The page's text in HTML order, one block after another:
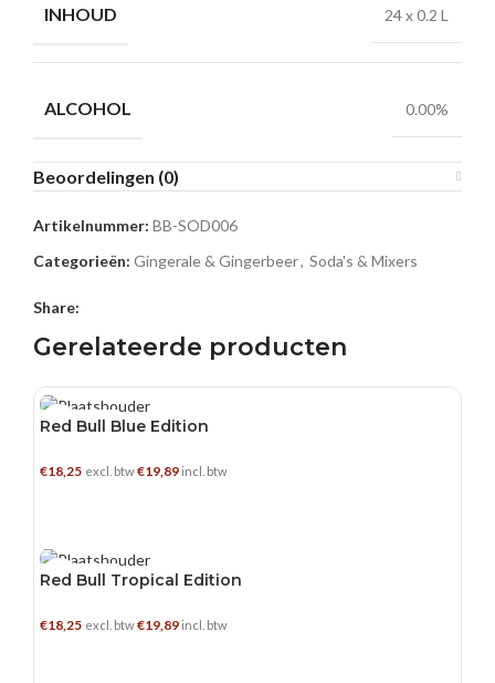
INHOUD 24 x 0.2 L
ALCOHOL 0.00%
Beoordelingen (0)
Artikelnummer: BB-SOD006
Categorieën: Gingerale & Gingerbeer, Soda's & Mixers
Share:
Gerelateerde producten
12 X 0.25 L
Red Bull Blue Edition
€18,25 excl. btw€19,89 incl. btw
12 X 0.25 L
Red Bull Tropical Edition
€18,25 excl. btw€19,89 incl. btw